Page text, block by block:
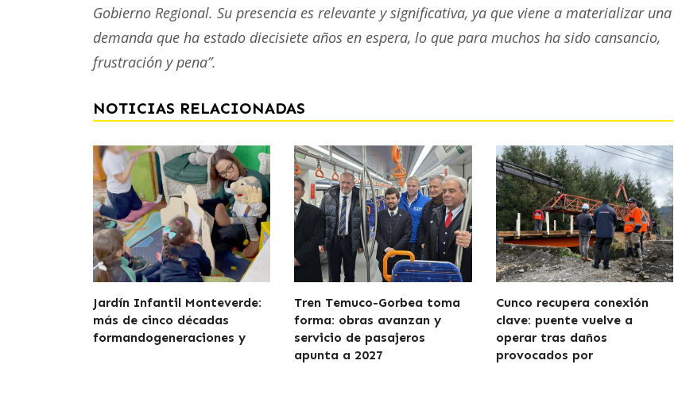
Gobierno Regional. Su presencia es relevante y significativa, ya que viene a materializar una
demanda que ha estado diecisiete años en espera, lo que para muchos ha sido cansancio,
frustración y pena”.
NOTICIAS RELACIONADAS
Jardín Infantil Monteverde:
más de cinco décadas
formandogeneraciones y
Tren Temuco-Gorbea toma
forma: obras avanzan y
servicio de pasajeros
apunta a 2027
Cunco recupera conexión
clave: puente vuelve a
operar tras daños
provocados por